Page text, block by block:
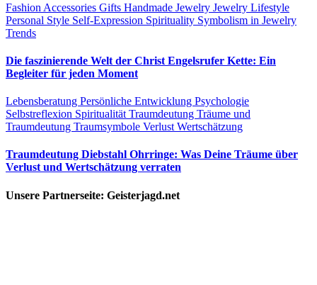
Fashion Accessories Gifts Handmade Jewelry Jewelry Lifestyle
Personal Style Self-Expression Spirituality Symbolism in Jewelry
Trends
Die faszinierende Welt der Christ Engelsrufer Kette: Ein
Begleiter für jeden Moment
Lebensberatung Persönliche Entwicklung Psychologie
Selbstreflexion Spiritualität Traumdeutung Träume und
Traumdeutung Traumsymbole Verlust Wertschätzung
Traumdeutung Diebstahl Ohrringe: Was Deine Träume über
Verlust und Wertschätzung verraten
Unsere Partnerseite: Geisterjagd.net